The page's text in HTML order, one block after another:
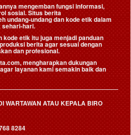
mengemban fungsi informasi,
sosial. Situs berita
undang-undang dan kode etik dalam
hari.
kode etik itu juga menjadi panduan
berita agar sesuai dengan
dan profesional.
mengharapkan dukungan
layanan kami semakin baik dan
WARTAWAN ATAU KEPALA BIRO
8284